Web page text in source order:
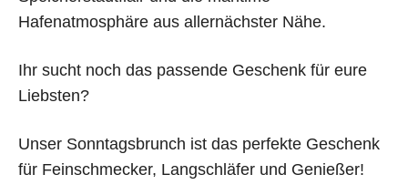
ONLINE-TICKETS:
BRUNCH
Hafenatmosphäre aus allernächster Nähe.
Ihr sucht noch das passende Geschenk für eure
Liebsten?
Unser Sonntagsbrunch ist das perfekte Geschenk
für Feinschmecker, Langschläfer und Genießer!